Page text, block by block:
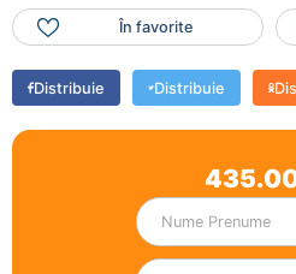
În favorite
Distribuie Distribuie